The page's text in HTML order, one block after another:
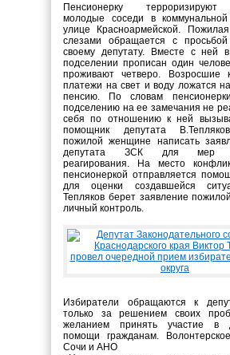
Пенсионерку терроризируют
молодые соседи в
улице Красноармейской.
слезами обращается с
своему депутату. Вместе с ней
подселении прописан один
проживают четверо. Возросшие
платежи на свет и воду ложатся
пенсию. По словам
подселению на ее замечания не
себя по отношению к ней
помощник депутата
пожилой женщине написать
депутата ЗСК для мер
реагирования. На место
пенсионеркой отправляется
для оценки создавшейся
Тепляков берет заявление
личный контроль.
Избиратели обращаются к
только за решением своих
желанием принять участие в
помощи гражданам.
Сочи и АНО